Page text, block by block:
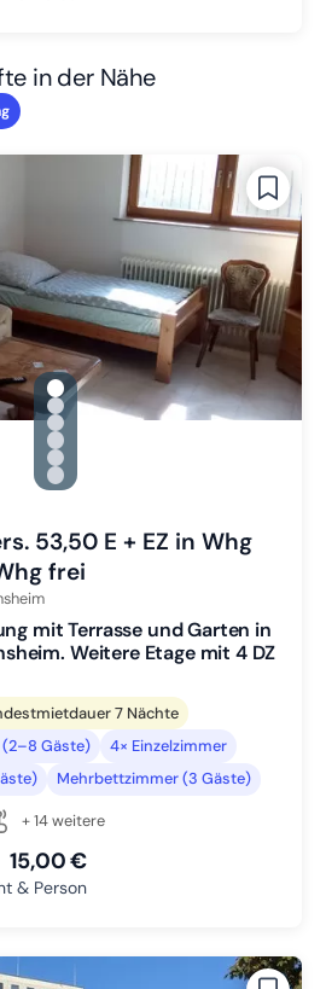
in der Nähe
gallery.slide_selector
Zu Slide 1 wechseln
Zu Slide 2 wechseln
Zu Slide 3 wechseln
Zu Slide 4 wechseln
Zu Slide 5 wechseln
Zu Slide 6 wechseln
53,50 E + EZ in Whg
frei
mit Terrasse und Garten in
Weitere Etage mit 4 DZ
7 Nächte
Gäste)
4× Einzelzimmer
Mehrbettzimmer (3 Gäste)
+ 14 weitere
15,00 €
& Person